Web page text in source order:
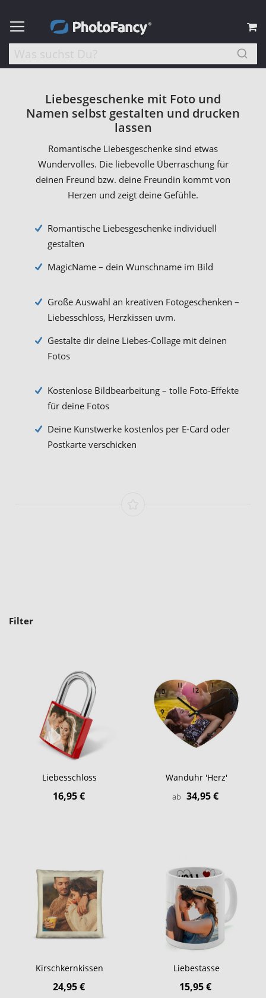
Liebesgeschenke mit Foto und
Namen selbst gestalten und drucken
lassen
Romantische Liebesgeschenke sind etwas
Wundervolles. Die liebevolle Überraschung für
deinen Freund bzw. deine Freundin kommt von
Herzen und zeigt deine Gefühle.
Romantische Liebesgeschenke individuell
gestalten
MagicName – dein Wunschname im Bild
Große Auswahl an kreativen Fotogeschenken –
Liebesschloss, Herzkissen uvm.
Gestalte dir deine Liebes-Collage mit deinen
Fotos
Kostenlose Bildbearbeitung – tolle Foto-Effekte
für deine Fotos
Deine Kunstwerke kostenlos per E-Card oder
Postkarte verschicken
Filter
Liebesschloss
16,95 €
Wanduhr 'Herz'
ab 34,95 €
Kirschkernkissen
24,95 €
Liebestasse
15,95 €